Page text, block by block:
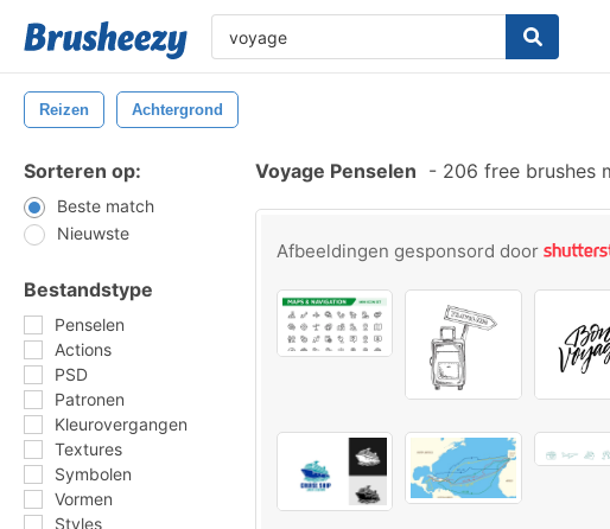
Reizen Achtergrond
Sorteren op:
Beste match
Nieuwste
Bestandstype
Penselen
Actions
PSD
Patronen
Kleurovergangen
Textures
Symbolen
Vormen
Styles
Voyage Penselen - 206 free brushes
Afbeeldingen gesponsord door